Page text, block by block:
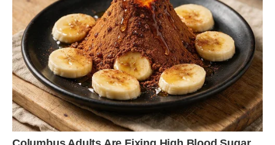
Сподобалася стаття? Поділіться з друзями на
Facebook!